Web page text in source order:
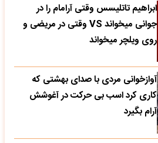
ابراهیم تاتلیسس وقتی آرامام را در
جوانی میخواند VS وقتی در مریضی و
روی ویلچر میخواند
آوازخوانی مردی با صدای بهشتی که
کاری کرد اسب بی حرکت در آغوشش
آرام بگیرد